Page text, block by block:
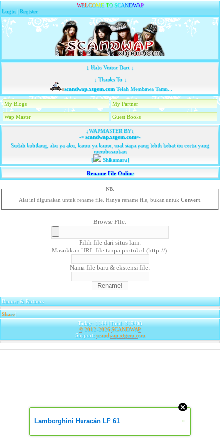
WELCOME TO SCANDWAP
Login |Register
↓ Halo Visitor Dari ↓
↓ Thanks To ↓
scandwap.xtgem.comTelah Membawa Tamu...
My Blogs My Partner
Wap Master Guest Books
↓WAPMASTER BY↓
-=scandwap.xtgem.com=-
Sudah kubilang, aku ya aku, kamu ya kamu, soal siapa yang lebih hebat itu cerita yang
membosankan
[
Shikamaru]
Rename File Online
NB:
Alat ini digunakan untuk rename file. Hanya rename file, bukan untuk Convert.
Browse File:
Pilih file dari situs lain.
Masukkan URL file tanpa protokol (http://):
Nama file baru & ekstensi file:
Banner & Partners
Share|
Today: 1144 | Total: 319408
© 2012-2026 SCANDWAP
Support: scandwap.xtgem.com
Lamborghini Huracán LP 61 »